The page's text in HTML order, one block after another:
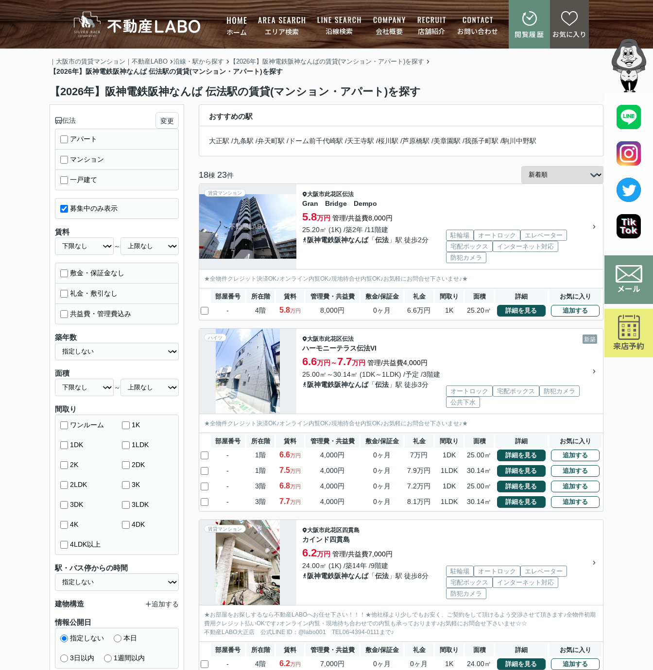
ホーム エリア検索 沿線検索 会社概要 店舗紹介 お問い合わせ 閲覧履歴 お気に入り
メール
来店予約
｜大阪市の賃貸マンション｜不動産LABO 沿線・駅から探す 【2026年】阪神電鉄阪神なんばの賃貸(マンション・アパート)を探す
【2026年】阪神電鉄阪神なんば 伝法駅の賃貸(マンション・アパート)を探す
【2026年】阪神電鉄阪神なんば 伝法駅の賃貸(マンション・アパート)を探す
おすすめの駅
大正駅 /九条駅 /弁天町駅 / ドーム前千代崎駅 /天王寺駅 /桜川駅 /芦原橋駅 /美章園駅 /我孫子町駅 /駒川中野駅
18棟 23件
賃貸マンション 大阪市此花区伝法
Gran Bridge Dempo
5.8万円 管理/共益費8,000円
25.20㎡ (1K) /築2年 /11階建
阪神電鉄阪神なんば「伝法 」駅 徒歩2分
駐輪場 オートロック
エレベーター
宅配ボックス
インターネット対応
防犯カメラ
★全物件クレジット決済OK♪オンライン内覧OK♪現地待合せ内覧OK♪お気軽にお問合せ下さいませ♪★
部屋番号 所在階 賃料 管理費・共益費 敷金/保証金 礼金 間取り 面積 詳細 お気に入り
- 4階 5.8万円 8,000円 0ヶ月 6.6万円 1K 25.20㎡ 詳細を見る 追加する
ハイツ 新築
大阪市此花区伝法
ハーモニーテラス伝法VI
6.6万円～7.7万円 管理/共益費4,000円
25.00㎡～30.14㎡ (1DK～1LDK) /予定 /3階建
阪神電鉄阪神なんば「伝法 」駅 徒歩3分
オートロック 宅配ボックス
防犯カメラ
公共下水
★全物件クレジット決済OK♪オンライン内覧OK♪現地待合せ内覧OK♪お気軽にお問合せ下さいませ♪★
部屋番号 所在階 賃料 管理費・共益費 敷金/保証金 礼金 間取り 面積 詳細 お気に入り
- 1階 6.6万円 4,000円 0ヶ月 7万円 1DK 25.00㎡ 詳細を見る 追加する
- 1階 7.5万円 4,000円 0ヶ月 7.9万円 1LDK 30.14㎡ 詳細を見る 追加する
- 3階 6.8万円 4,000円 0ヶ月 7.2万円 1DK 25.00㎡ 詳細を見る 追加する
- 3階 7.7万円 4,000円 0ヶ月 8.1万円 1LDK 30.14㎡ 詳細を見る 追加する
賃貸マンション 大阪市此花区四貫島
カインド四貫島
6.2万円 管理/共益費7,000円
24.00㎡ (1K) /築14年 /9階建
阪神電鉄阪神なんば「伝法 」駅 徒歩8分
駐輪場 オートロック
エレベーター
宅配ボックス
インターネット対応
防犯カメラ
★お部屋をお探しするなら不動産LABOへお任せ下さい！！！★他社様より少しでもお安く、ご契約をして頂けるよう交渉させて頂きます♪全物件初期
費用クレジット払いOKです♪オンライン内覧・現地待ち合わせでの内覧も承っております♪お気軽にお問合せ下さいませ☆☆
不動産LABO大正店 公式LINE ID：@labo001 TEL06-4394-0111まで♪
部屋番号 所在階 賃料 管理費・共益費 敷金/保証金 礼金 間取り 面積 詳細 お気に入り
- 4階 6.2万円 7,000円 0ヶ月 0ヶ月 1K 24.00㎡ 詳細を見る 追加する
伝法 変更
アパート
マンション
一戸建て
募集中のみ表示
賃料
～
敷金・保証金なし
礼金・敷引なし
共益費・管理費込み
築年数
面積
～
間取り
ワンルーム 1K
1DK 1LDK
2K 2DK
2LDK 3K
3DK 3LDK
4K 4DK
4LDK以上
駅・バス停からの時間
建物構造 追加する
情報公開日
指定しない 本日
3日以内 1週間以内